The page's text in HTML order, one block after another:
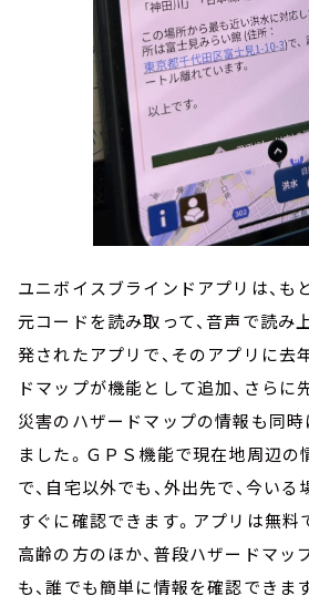
ユニボイスブラインドアプリは、も
元コードを読み取って、音声で読み
発されたアプリで、そのアプリに去
ドマップが機能として追加、さらに
災害のハザードマップの情報も同
ました。ＧＰＳ機能で現在地周辺
で、自宅以外でも、外出先で、今い
すぐに確認できます。アプリは無料
高齢の方のほか、普段ハザードマッ
も、誰でも簡単に情報を確認できます